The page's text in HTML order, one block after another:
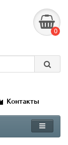
0
Контакты